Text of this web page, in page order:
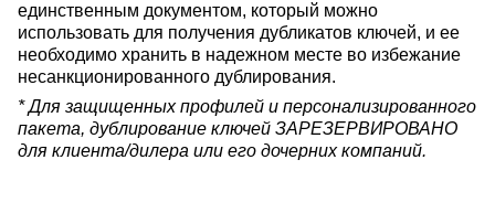
единственным документом, который можно
использовать для получения дубликатов ключей, и ее
необходимо хранить в надежном месте во избежание
несанкционированного дублирования.
* Для защищенных профилей и персонализированного
пакета, дублирование ключей ЗАРЕЗЕРВИРОВАНО
для клиента/дилера или его дочерних компаний.